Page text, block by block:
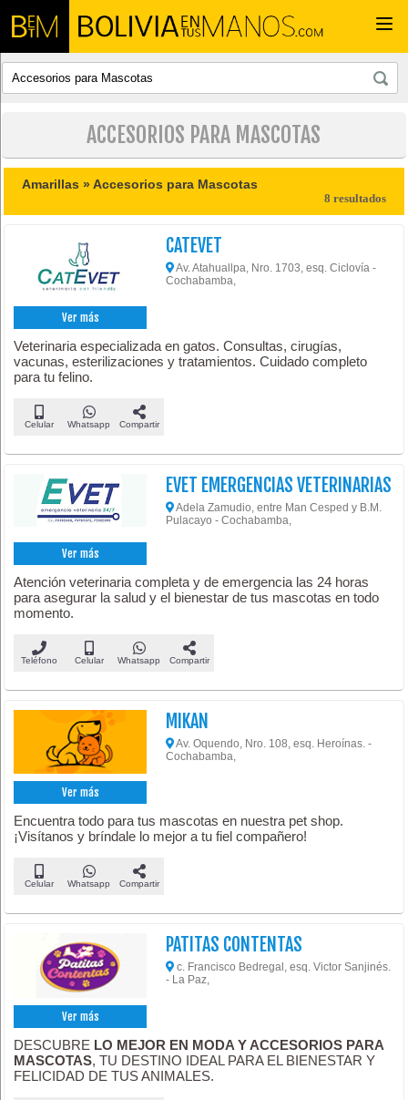
ACCESORIOS PARA MASCOTAS
Amarillas »Accesorios para Mascotas
8 resultados
Ver más
CATEVET
Av. Atahuallpa, Nro. 1703, esq. Ciclovía -
Cochabamba,
Veterinaria especializada en gatos. Consultas, cirugías,
vacunas, esterilizaciones y tratamientos. Cuidado completo
para tu felino.
Celular Whatsapp Compartir
Ver más
EVET EMERGENCIAS VETERINARIAS
Adela Zamudio, entre Man Cesped y B.M.
Pulacayo - Cochabamba,
Atención veterinaria completa y de emergencia las 24 horas
para asegurar la salud y el bienestar de tus mascotas en todo
momento.
Teléfono Celular Whatsapp Compartir
Ver más
MIKAN
Av. Oquendo, Nro. 108, esq. Heroínas. -
Cochabamba,
Encuentra todo para tus mascotas en nuestra pet shop.
¡Visítanos y bríndale lo mejor a tu fiel compañero!
Celular Whatsapp Compartir
Ver más
PATITAS CONTENTAS
c. Francisco Bedregal, esq. Victor Sanjinés.
- La Paz,
DESCUBRE LO MEJOR EN MODA Y ACCESORIOS PARA
MASCOTAS, TU DESTINO IDEAL PARA EL BIENESTAR Y
FELICIDAD DE TUS ANIMALES.